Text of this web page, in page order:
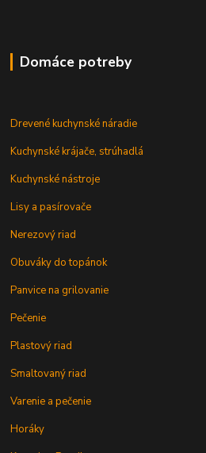
Domáce potreby
Drevené kuchynské náradie
Kuchynské krájače, strúhadlá
Kuchynské nástroje
Lisy a pasírovače
Nerezový riad
Obuváky do topánok
Panvice na grilovanie
Pečenie
Plastový riad
Smaltovaný riad
Varenie a pečenie
Horáky